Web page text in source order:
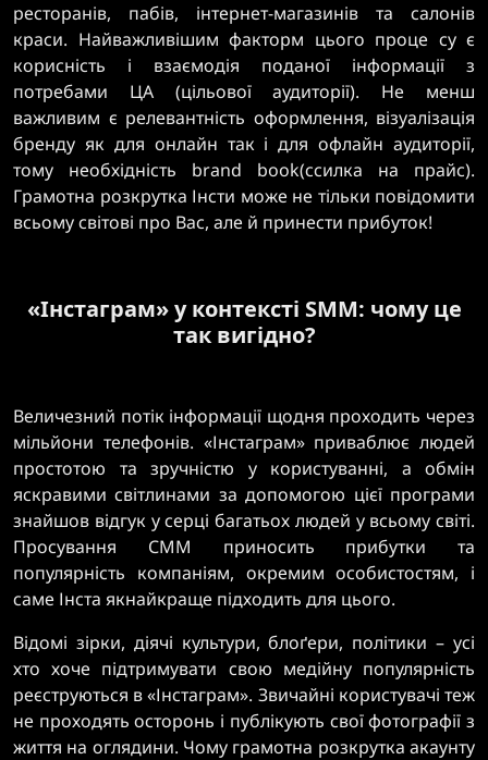
ресторанів, пабів, інтернет-магазинів та салонів
краси. Найважливішим факторм цього проце су є
корисність і взаємодія поданої інформації з
потребами ЦА (цільової аудиторії). Не менш
важливим є релевантність оформлення, візуалізація
бренду як для онлайн так і для офлайн аудиторії,
тому необхідність brand book(ссилка на прайс).
Грамотна розкрутка Інсти може не тільки повідомити
всьому світові про Вас, але й принести прибуток!
«Інстаграм» у контексті SMM: чому це
так вигідно?
Величезний потік інформації щодня проходить через
мільйони телефонів. «Інстаграм» приваблює людей
простотою та зручністю у користуванні, а обмін
яскравими світлинами за допомогою цієї програми
знайшов відгук у серці багатьох людей у всьому світі.
Просування СММ приносить прибутки та
популярність компаніям, окремим особистостям, і
саме Інста якнайкраще підходить для цього.
Відомі зірки, діячі культури, блоґери, політики – усі
хто хоче підтримувати свою медійну популярність
реєструються в «Інстаграм». Звичайні користувачі теж
не проходять осторонь і публікують свої фотографії з
життя на оглядини. Чому грамотна розкрутка акаунту